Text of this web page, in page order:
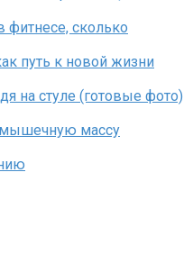
фитнесе, сколько
путь к новой жизни
на стуле (готовые фото)
мышечную массу